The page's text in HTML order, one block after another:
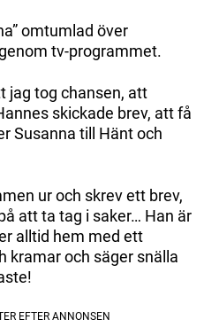
omtumlad över
tv-programmet.
jag tog chansen, att
skickade brev, att få
Susanna till Hänt och
ur och skrev ett brev,
att ta tag i saker… Han är
alltid hem med ett
kramar och säger snälla